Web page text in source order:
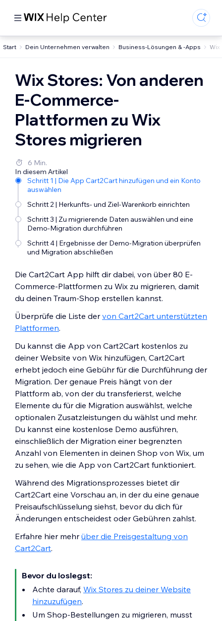
Start Dein Unternehmen verwalten Business-Lösungen & -Apps Wix
Wix Stores: Von anderen
E-Commerce-
Plattformen zu Wix
Stores migrieren
6 Min.
In diesem Artikel
Schritt 1 | Die App Cart2Cart hinzufügen und ein Konto
auswählen
Schritt 2 | Herkunfts- und Ziel-Warenkorb einrichten
Schritt 3 | Zu migrierende Daten auswählen und eine
Demo-Migration durchführen
Schritt 4 | Ergebnisse der Demo-Migration überprüfen
und Migration abschließen
Die Cart2Cart App hilft dir dabei, von über 80 E-
Commerce-Plattformen zu Wix zu migrieren, damit
du deinen Traum-Shop erstellen kannst.
Überprüfe die Liste dervon Cart2Cart unterstützten
Plattformen.
Du kannst die App von Cart2Cart kostenlos zu
deiner Website von Wix hinzufügen, Cart2Cart
erhebt jedoch eine Gebühr für die Durchführung der
Migration. Der genaue Preis hängt von der
Plattform ab, von der du transferierst, welche
Elemente du für die Migration auswählst, welche
optionalen Zusatzleistungen du wählst und mehr.
Du kannst eine kostenlose Demo ausführen,
einschließlich der Migration einer begrenzten
Anzahl von Elementen in deinen Shop von Wix, um
zu sehen, wie die App von Cart2Cart funktioniert.
Während des Migrationsprozesses bietet dir
Cart2Cart eine Vorschau an, in der du eine genaue
Preisaufschlüsselung siehst, bevor du dich für
Änderungen entscheidest oder Gebühren zahlst.
Erfahre hier mehrüber die Preisgestaltung von
Cart2Cart.
Bevor du loslegst:
Achte darauf, Wix Stores zu deiner Website
hinzuzufügen.
Um Shop-Bestellungen zu migrieren, musst